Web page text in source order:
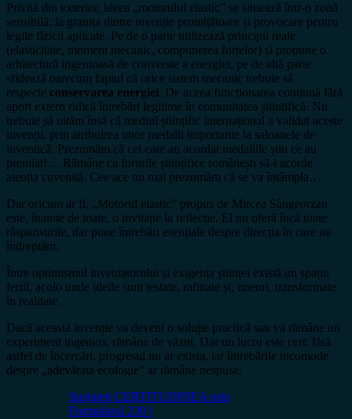
Privită din exterior, ideea „motorului elastic” se situează într-o zonă
sensibilă: la granița dintre invenție promițătoare și provocare pentru
legile fizicii aplicate. Pe de o parte utilizează principii reale
(elasticitate, moment mecanic, compunerea forțelor) și propune o
arhitectură ingenioasă de conversie a energiei, pe de altă parte
sfidează oarecum faptul că orice sistem mecanic trebuie să
respecte conservarea energiei. De aceea funcționarea continuă fără
aport extern ridică întrebări legitime în comunitatea științifică. Nu
trebuie să uităm însă că mediul științific internațional a validat aceste
invenții, prin atribuirea unor medalii importante la saloanele de
inventică. Prezumăm că cei care au acordat medaliile știu ce au
premiat!… Rămâne ca forurile științifice românești să-i acorde
atenția cuvenită. Cee ace nu mai prezumăm că se va întâmpla…
Dar oricum ar fi, „Motorul elastic” propus de Mircea Sângeorzan
este, înainte de toate, o invitație la reflecție. El nu oferă încă toate
răspunsurile, dar pune întrebări esențiale despre direcția în care ne
îndreptăm.
Între optimismul inventatorului și exigența științei există un spațiu
fertil, acolo unde ideile sunt testate, rafinate și, uneori, transformate
în realitate.
Dacă această invenție va deveni o soluție practică sau va rămâne un
experiment ingenios, rămâne de văzut. Dar un lucru este cert: fără
astfel de încercări, progresul nu ar exista, iar întrebările incomode
despre „adevărata ecologie” ar rămâne nespuse.
Susțineți CERTITUDINEA prin
Formularul 230 !